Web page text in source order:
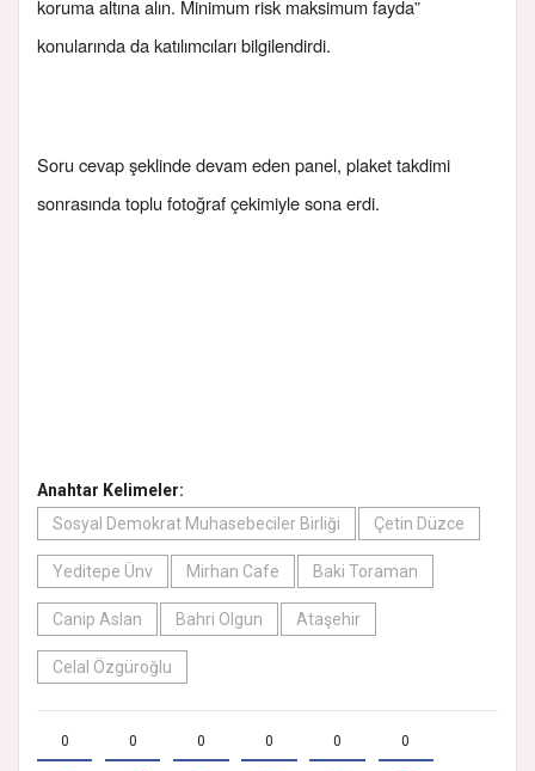
koruma altına alın. Minimum risk maksimum fayda”
konularında da katılımcıları bilgilendirdi.
Soru cevap şeklinde devam eden panel, plaket takdimi
sonrasında toplu fotoğraf çekimiyle sona erdi.
Anahtar Kelimeler:
Sosyal Demokrat Muhasebeciler Birliği
Çetin Düzce
Yeditepe Ünv Mirhan Cafe Baki Toraman
Canip Aslan Bahri Olgun Ataşehir
Celal Özgüroğlu
0 0 0 0 0 0